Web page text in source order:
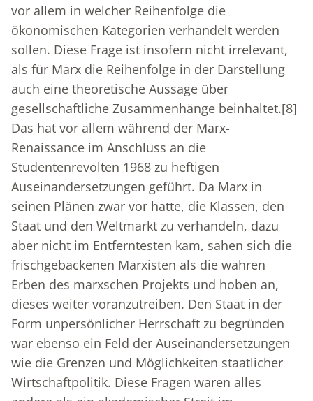
vor allem in welcher Reihenfolge die
ökonomischen Kategorien verhandelt werden
sollen. Diese Frage ist insofern nicht irrelevant,
als für Marx die Reihenfolge in der Darstellung
auch eine theoretische Aussage über
gesellschaftliche Zusammenhänge beinhaltet.[8]
Das hat vor allem während der Marx-
Renaissance im Anschluss an die
Studentenrevolten 1968 zu heftigen
Auseinandersetzungen geführt. Da Marx in
seinen Plänen zwar vor hatte, die Klassen, den
Staat und den Weltmarkt zu verhandeln, dazu
aber nicht im Entferntesten kam, sahen sich die
frischgebackenen Marxisten als die wahren
Erben des marxschen Projekts und hoben an,
dieses weiter voranzutreiben. Den Staat in der
Form unpersönlicher Herrschaft zu begründen
war ebenso ein Feld der Auseinandersetzungen
wie die Grenzen und Möglichkeiten staatlicher
Wirtschaftpolitik. Diese Fragen waren alles